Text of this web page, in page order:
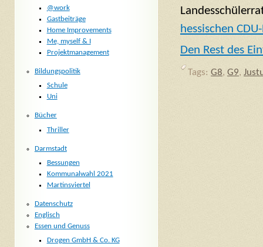
hessischen
Den Rest des
Tags: G8, G9,
@work
Gastbeiträge
Home Improvements
Me, myself & I
Projektmanagement
Bildungspolitik
Schule
Uni
Bücher
Thriller
Darmstadt
Bessungen
Kommunalwahl 2021
Martinsviertel
Datenschutz
Englisch
Essen und Genuss
Drogen GmbH & Co. KG